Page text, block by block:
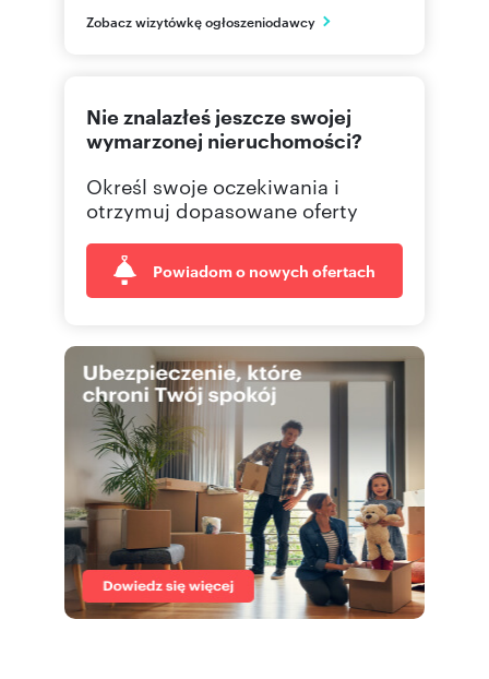
PL
Zobacz wizytówkę ogłoszeniodawcy
Nie znalazłeś jeszcze swojej
wymarzonej nieruchomości?
Określ swoje oczekiwania i
otrzymuj dopasowane oferty
Powiadom o nowych ofertach